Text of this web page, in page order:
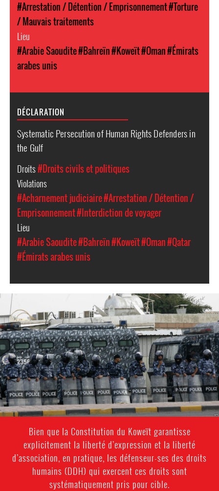
#Arrestation / Détention / Emprisonnement#Torture
/ Mauvais traitements
Lieu
#Arabie Saoudite#Bahreïn#Koweït#Oman#Émirats
arabes unis
DÉCLARATION
Systematic Persecution of Human Rights Defenders in
the Gulf
Droits#Droits civils et politiques
Violations
#Acharnement judiciaire#Arrestation / Détention /
Emprisonnement#Interdiction de voyager
Lieu
#Arabie Saoudite#Bahreïn#Koweït#Oman#Qatar
#Émirats arabes unis
kuwait-
general-
context.jpg
Bien que la Constitution du Koweït garantisse
explicitement la liberté d’expression et la liberté
d’association, en pratique, les défenseur-ses des droits
humains (DDH) qui exercent ces droits sont
systématiquement pris pour cible.